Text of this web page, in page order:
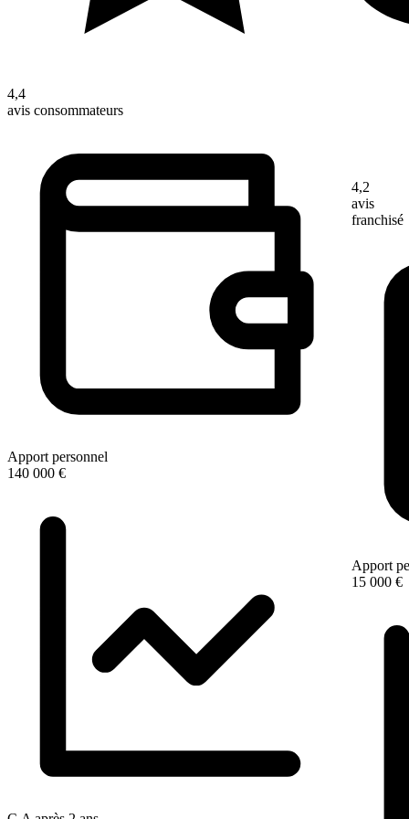
4,4
avis consommateurs
Apport personnel
140 000 €
4,2
avis
franchisé
Apport
15 000 €